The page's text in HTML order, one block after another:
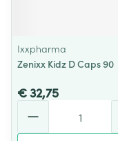
Ixxpharma
Zenixx Kidz D Caps 90
€ 32,75